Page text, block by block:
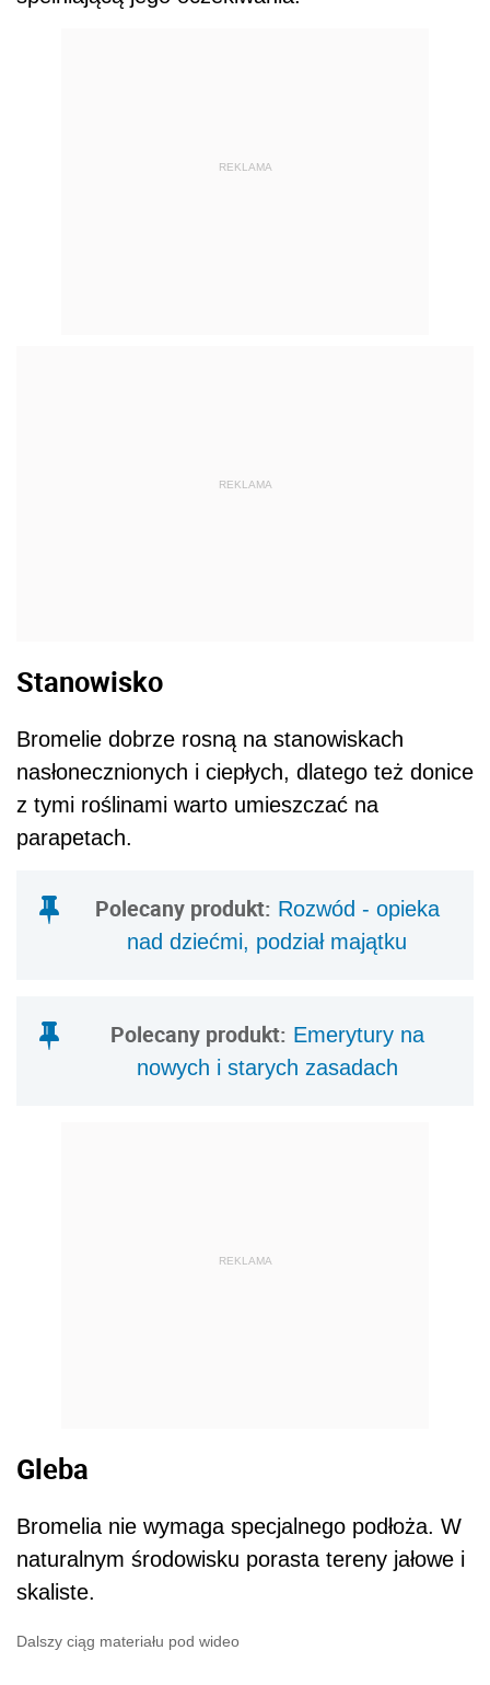
REKLAMA
REKLAMA
Stanowisko
Bromelie dobrze rosną na stanowiskach
nasłonecznionych i ciepłych, dlatego też donice
z tymi roślinami warto umieszczać na
parapetach.
Polecany produkt: Rozwód - opieka
nad dziećmi, podział majątku
Polecany produkt: Emerytury na
nowych i starych zasadach
REKLAMA
Gleba
Bromelia nie wymaga specjalnego podłoża. W
naturalnym środowisku porasta tereny jałowe i
skaliste.
Dalszy ciąg materiału pod wideo